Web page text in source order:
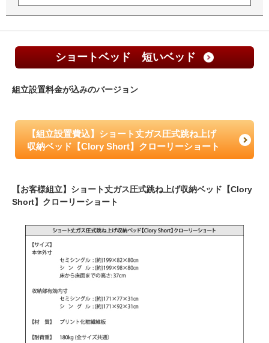
ショートベッド 短いベッド
組立設置料金が込みのバージョン
【組立設置費込】ショート丈ガス圧式跳ね上げ
収納ベッド【Clory Short】クローリーショート
【お客様組立】ショート丈ガス圧式跳ね上げ収納ベッド【Clory
Short】クローリーショート